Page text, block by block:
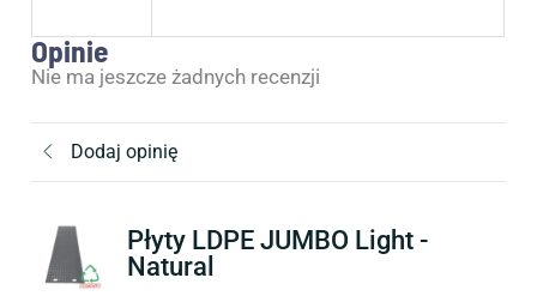
Opinie
Nie ma jeszcze żadnych recenzji
Dodaj opinię
Płyty LDPE JUMBO Light -
Natural